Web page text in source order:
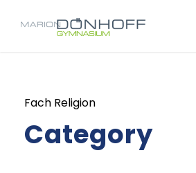
Fach Religion
Category